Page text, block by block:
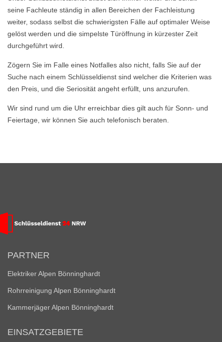
seine Fachleute ständig in allen Bereichen der Fachleistung
weiter, sodass selbst die schwierigsten Fälle auf optimaler Weise
gelöst werden und die simpelste Türöffnung in kürzester Zeit
durchgeführt wird.
Zögern Sie im Falle eines Notfalles also nicht, falls Sie auf der
Suche nach einem Schlüsseldienst sind welcher die Kriterien was
den Preis, und die Seriosität angeht erfüllt, uns anzurufen.
Wir sind rund um die Uhr erreichbar dies gilt auch für Sonn- und
Feiertage, wir können Sie auch telefonisch beraten.
PARTNER
Elektriker Alpen Bönninghardt
Rohrreinigung Alpen Bönninghardt
Kammerjäger Alpen Bönninghardt
EINSATZGEBIETE